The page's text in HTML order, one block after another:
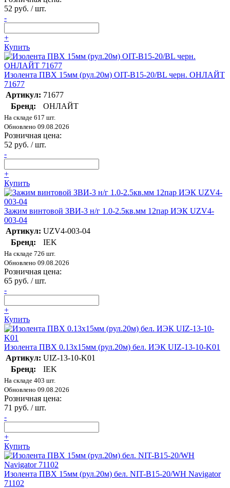
52 руб. / шт.
-
+
Купить
Изолента ПВХ 15мм (рул.20м) OIT-B15-20/BL черн. ОНЛАЙТ
71677
Артикул: 71677
Бренд:
ОНЛАЙТ
На складе 617 шт.
Обновлено 09.08.2026
Розничная цена:
52 руб. / шт.
-
+
Купить
Зажим винтовой ЗВИ-3 н/г 1.0-2.5кв.мм 12пар ИЭК UZV4-
003-04
Артикул: UZV4-003-04
Бренд:
IEK
На складе 726 шт.
Обновлено 09.08.2026
Розничная цена:
65 руб. / шт.
-
+
Купить
Изолента ПВХ 0.13х15мм (рул.20м) бел. ИЭК UIZ-13-10-K01
Артикул: UIZ-13-10-K01
Бренд:
IEK
На складе 403 шт.
Обновлено 09.08.2026
Розничная цена:
71 руб. / шт.
-
+
Купить
Изолента ПВХ 15мм (рул.20м) бел. NIT-B15-20/WH Navigator
71102